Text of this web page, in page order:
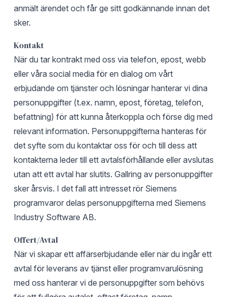
anmält ärendet och får ge sitt godkännande innan det
sker.
Kontakt
När du tar kontrakt med oss via telefon, epost, webb
eller våra social media för en dialog om vårt
erbjudande om tjänster och lösningar hanterar vi dina
personuppgifter (t.ex. namn, epost, företag, telefon,
befattning) för att kunna återkoppla och förse dig med
relevant information. Personuppgifterna hanteras för
det syfte som du kontaktar oss för och till dess att
kontakterna leder till ett avtalsförhållande eller avslutas
utan att ett avtal har slutits. Gallring av personuppgifter
sker årsvis. I det fall att intresset rör Siemens
programvaror delas personuppgifterna med Siemens
Industry Software AB.
Offert/Avtal
När vi skapar ett affärserbjudande eller när du ingår ett
avtal för leverans av tjänst eller programvarulösning
med oss hanterar vi de personuppgifter som behövs